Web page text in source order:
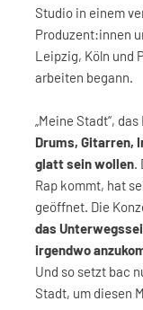
Studio in einem
Produzent:innen
Leipzig, Köln und
arbeiten begann.
„Meine Stadt“,
Drums, Gitarren,
glatt sein wollen.
Rap kommt, hat
geöffnet. Die
das
irgendwo
Und so setzt bac
Stadt, um diesen